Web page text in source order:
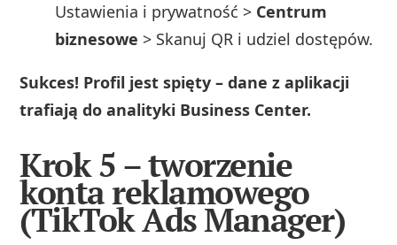
Ustawienia i prywatność > Centrum
biznesowe > Skanuj QR i udziel dostępów.
Sukces! Profil jest spięty – dane z aplikacji
trafiają do analityki Business Center.
Krok 5 – tworzenie
konta reklamowego
(TikTok Ads Manager)